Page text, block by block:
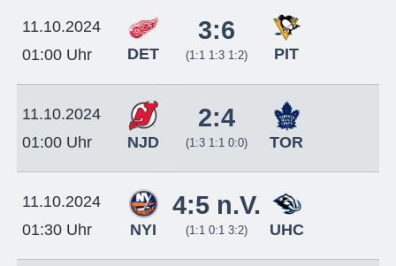
11.10.2024
01:00 Uhr
DET
3:6
(1:1 1:3 1:2) PIT
11.10.2024
01:00 Uhr
NJD
2:4
(1:3 1:1 0:0) TOR
11.10.2024
01:30 Uhr
NYI
4:5 n.V.
(1:1 0:1 3:2) UHC